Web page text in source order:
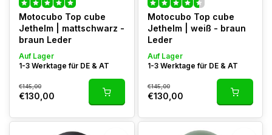
Motocubo Top cube
Jethelm | mattschwarz -
braun Leder
Auf Lager
1-3 Werktage für DE & AT
€145,00
€130,00
Motocubo Top cube
Jethelm | weiß - braun
Leder
Auf Lager
1-3 Werktage für DE & AT
€145,00
€130,00